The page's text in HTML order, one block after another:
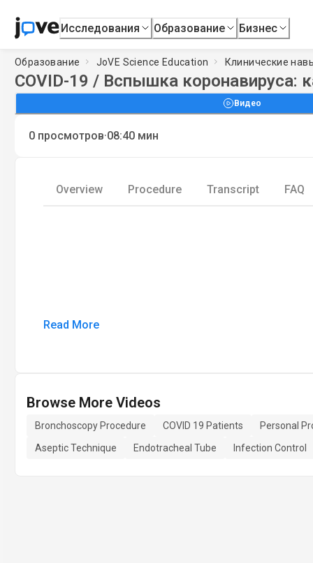
Исследования Образование Бизнес
Образование JoVE Science Education Клинические
COVID-19 / Вспышка коронавируса:
Видео
0 просмотров·08:40 мин
Overview Procedure Transcript FAQ
Read More
Browse More Videos
Bronchoscopy Procedure COVID 19 Patients
Personal
Aseptic Technique
Endotracheal Tube Infection Control